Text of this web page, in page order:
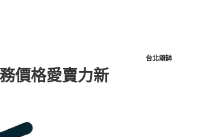
價格愛賣力新
台北頌缽